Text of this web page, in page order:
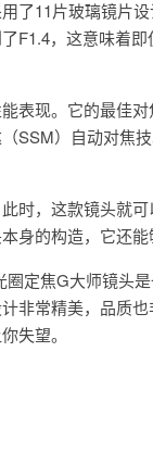
了11片玻璃镜片
F1.4，这意味着
表现。它的最佳
SSM）自动对焦
时，这款镜头就
身的构造，它还能
定焦G大师镜头
非常精美，品质
失望。